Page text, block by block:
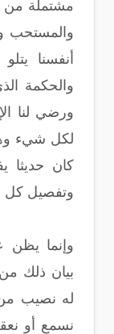
مشتملة من
والمستحب
أنفسنا
والحكمة
ورضي لنا
لكل شيء
كان حديثا
وتفصيل كل
وإنما يظن
بيان ذلك
له نصيب من
نسمع أو